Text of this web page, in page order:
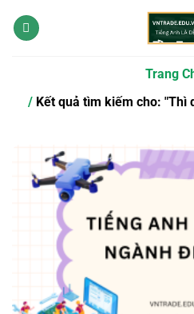
qua
Trang
Kết quả tìm kiếm cho: "Thì